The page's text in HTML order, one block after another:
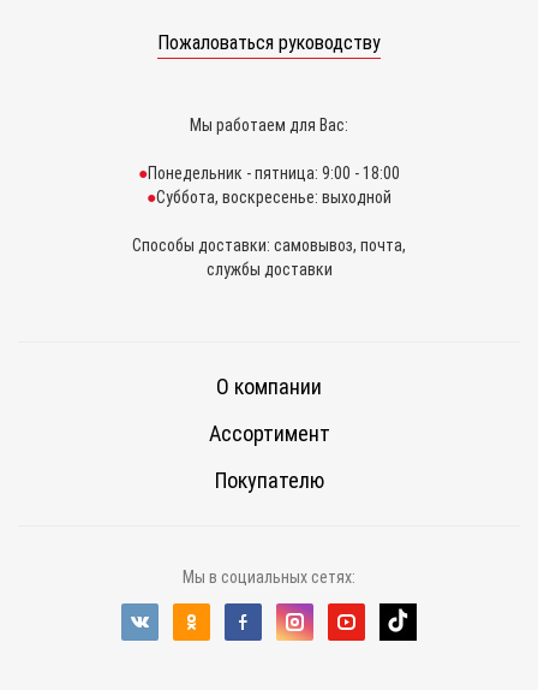
Пожаловаться руководству
Мы работаем для Вас:
Понедельник - пятница: 9:00 - 18:00
Суббота, воскресенье: выходной
Способы доставки: самовывоз, почта,
службы доставки
О компании
Ассортимент
Покупателю
Мы в социальных сетях: